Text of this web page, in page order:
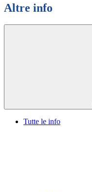
Altre info
Tutte le info